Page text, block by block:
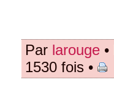
Par larouge •
1530 fois •